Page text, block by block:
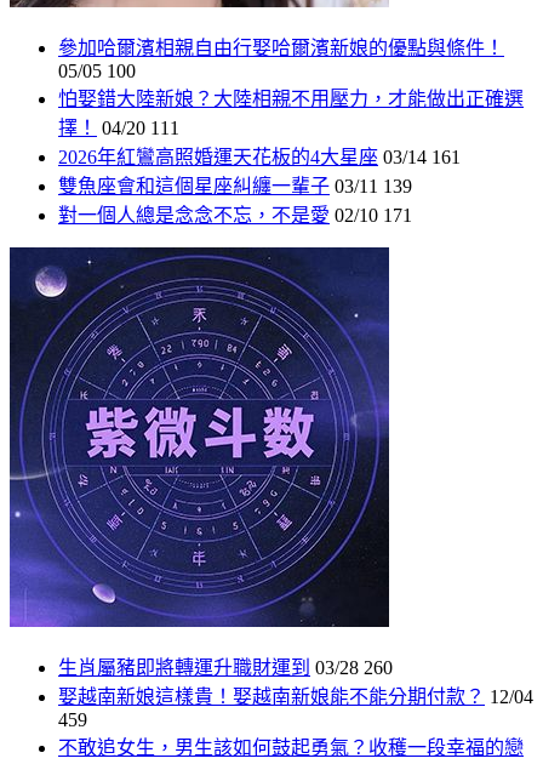
參加哈爾濱相親自由行娶哈爾濱新娘的優點與條件！
05/05 100
怕娶錯大陸新娘？大陸相親不用壓力，才能做出正確選
擇！
04/20 111
2026年紅鸞高照婚運天花板的4大星座 03/14 161
雙魚座會和這個星座糾纏一輩子 03/11 139
對一個人總是念念不忘，不是愛 02/10 171
生肖屬豬即將轉運升職財運到 03/28 260
娶越南新娘這樣貴！娶越南新娘能不能分期付款？ 12/04
459
不敢追女生，男生該如何鼓起勇氣？收穫一段幸福的戀